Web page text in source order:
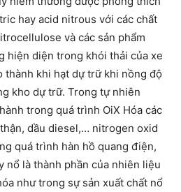
hay acid nitrous với các chất
và các sản phẩm
hiện diện trong khói thải của xe
thành khi hạt dự trữ khi nồng độ
kho dự trữ. Trong tự nhiên
trong quá trình OiX Hóa các
dầu diesel,… nitrogen oxid
quá trình hàn hồ quang điện,
nổ là thành phần của nhiên liệu
như trong sự sản xuất chất nổ